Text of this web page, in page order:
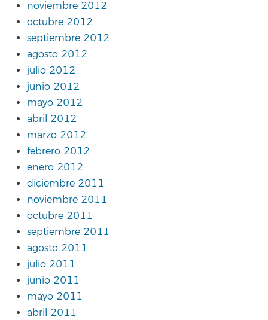
noviembre 2012
octubre 2012
septiembre 2012
agosto 2012
julio 2012
junio 2012
mayo 2012
abril 2012
marzo 2012
febrero 2012
enero 2012
diciembre 2011
noviembre 2011
octubre 2011
septiembre 2011
agosto 2011
julio 2011
junio 2011
mayo 2011
abril 2011